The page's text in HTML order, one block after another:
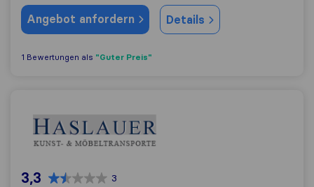
Angebot anfordern Details
1 Bewertungen als "Guter Preis"
3,3 3